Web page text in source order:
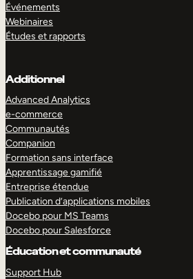
Événements
Webinaires
Études et rapports
Additionnel
Advanced Analytics
e-commerce
Communautés
Companion
Formation sans interface
Apprentissage gamifié
Entreprise étendue
Publication d’applications mobiles
Docebo pour MS Teams
Docebo pour Salesforce
Éducation et communauté
Support Hub